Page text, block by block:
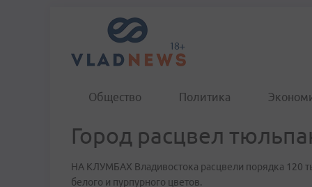
Общество Политика
Город расцвел
НА КЛУМБАХ Владивостока расцвели порядка 120
белого и пурпурного цветов.